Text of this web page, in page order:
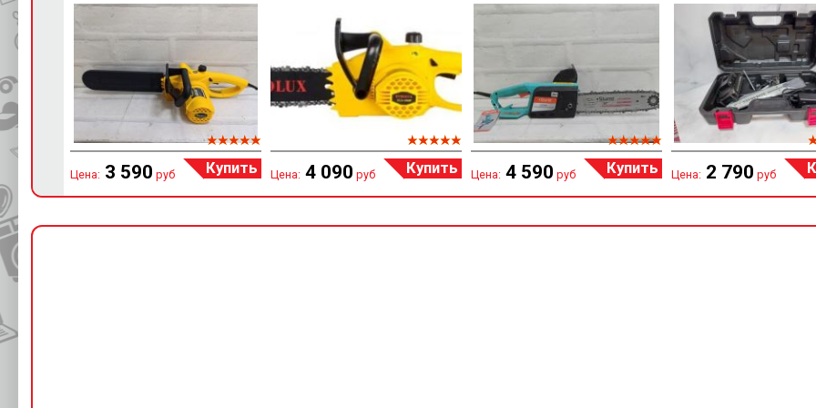
Цена: 3 590 руб Купить Цена: 4 090 руб Купить Цена: 4 590 руб Купить Цена: 2 790 руб